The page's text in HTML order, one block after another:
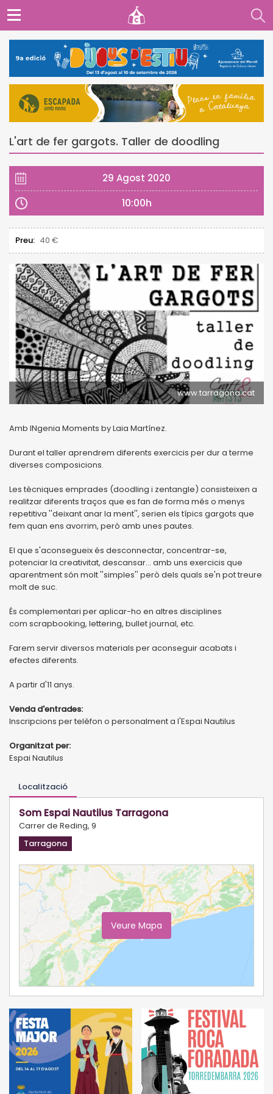
L'art de fer gargots. Taller de doodling
29 Agost 2020
10:00h
Preu: 40 €
www.tarragona.cat
Amb INgenia Moments by Laia Martínez.
Durant el taller aprendrem diferents exercicis per dur a terme
diverses composicions.
Les tècniques emprades (doodling i zentangle) consisteixen a
realitzar diferents traços que es fan de forma més o menys
repetitiva ''deixant anar la ment'', serien els típics gargots que
fem quan ens avorrim, però amb unes pautes.
El que s'aconsegueix és desconnectar, concentrar-se,
potenciar la creativitat, descansar... amb uns exercicis que
aparentment són molt ''simples'' però dels quals se'n pot treure
molt de suc.
És complementari per aplicar-ho en altres disciplines
com scrapbooking, lettering, bullet journal, etc.
Farem servir diversos materials per aconseguir acabats i
efectes diferents.
A partir d'11 anys.
Venda d'entrades:
Inscripcions per telèfon o personalment a l'Espai Nautilus
Organitzat per:
Espai Nautilus
Localització
Som Espai Nautilus Tarragona
Carrer de Reding, 9
Tarragona
Veure Mapa